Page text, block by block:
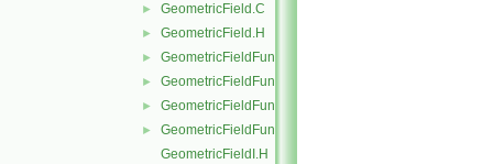
► GeometricField.C
► GeometricField.H
► GeometricFieldFunctions.C
► GeometricFieldFunctions.H
► GeometricFieldFunctionsM.C
►
GeometricFieldFunctionsM.H
GeometricFieldI.H